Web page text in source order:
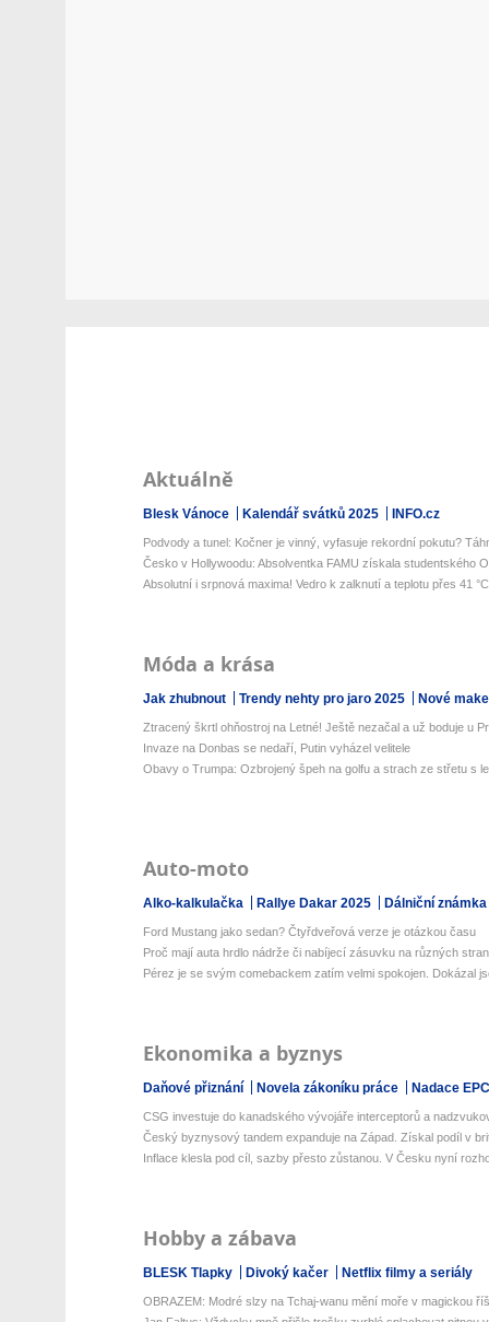
Aktuálně
Blesk Vánoce Kalendář svátků 2025 INFO.cz
Podvody a tunel: Kočner je vinný, vyfasuje rekordní pokutu?
Česko v Hollywoodu: Absolventka FAMU získala studentského
Absolutní i srpnová maxima! Vedro k zalknutí a teplotu přes 41
Móda a krása
Jak zhubnout Trendy nehty pro jaro 2025 Nové
Ztracený škrtl ohňostroj na Letné! Ještě nezačal a už boduje u
Invaze na Donbas se nedaří, Putin vyházel velitele
Obavy o Trumpa: Ozbrojený špeh na golfu a strach ze střetu s
Auto-moto
Alko-kalkulačka Rallye Dakar 2025 Dálniční známka
Ford Mustang jako sedan? Čtyřdveřová verze je otázkou času
Proč mají auta hrdlo nádrže či nabíjecí zásuvku na různých
Pérez je se svým comebackem zatím velmi spokojen. Dokázal
Ekonomika a byznys
Daňové přiznání Novela zákoníku práce Nadace
CSG investuje do kanadského vývojáře interceptorů a
Český byznysový tandem expanduje na Západ. Získal podíl v
Inflace klesla pod cíl, sazby přesto zůstanou. V Česku nyní
Hobby a zábava
BLESK Tlapky Divoký kačer Netflix filmy a seriály
OBRAZEM: Modré slzy na Tchaj-wanu mění moře v magickou